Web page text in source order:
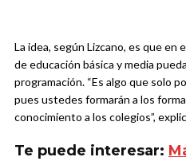
La idea, según Lizcano, es que
de educación básica y media
programación. “Es algo que solo
pues ustedes formarán a los
conocimiento a los colegios”,
Te puede interesar: